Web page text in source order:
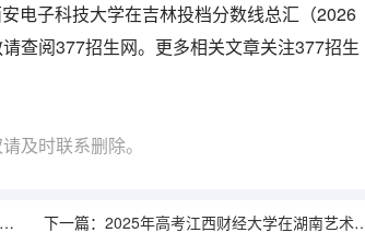
电子科技大学在吉林投档分数线总汇（2026
查阅377招生网。更多相关文章关注377招生
及时联系删除。
下一篇： 2025年高考江西财经大学在湖南艺术类投档分数线总汇（2026参考）